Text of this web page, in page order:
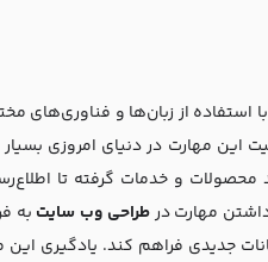
از زبان‌ها و فناوری‌های
این مهارت در دنیای امروزی
و خدمات گرفته تا
داشتن مهارت درطراحی وب‌ سایت به
جدیدی فراهم کند. یادگیری